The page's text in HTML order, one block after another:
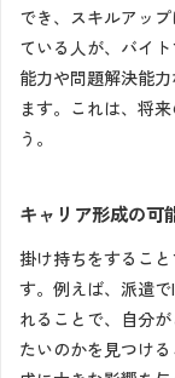
でき、スキルアッ
ている人が、バイ
能力や問題解決能
ます。これは、将
う。
キャリア形成の可
掛け持ちをするこ
す。例えば、派遣
れることで、自分
たいのかを見つけ